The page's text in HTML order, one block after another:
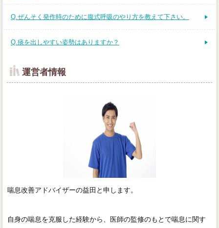
Q.ぜんそく発作時のために腹式呼吸のやり方を教えて下さい。
Q.痰を出しやすい姿勢はありますか？
運営者情報
喘息改善アドバイザーの益田と申します。
自身の喘息を克服した経験から、医師の監修のもとで喘息に関す